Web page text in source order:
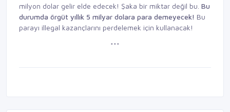
milyon dolar gelir elde edecek! Şaka bir miktar değil bu. Bu
durumda örgüt yıllık 5 milyar dolara para demeyecek! Bu
parayı illegal kazançlarını perdelemek için kullanacak!
***